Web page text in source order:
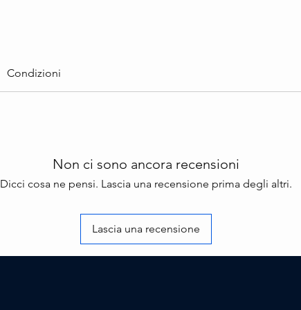
Condizioni
Non ci sono ancora recensioni
Dicci cosa ne pensi. Lascia una recensione prima degli altri.
Lascia una recensione